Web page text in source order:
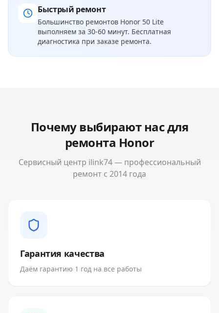
Быстрый ремонт
Большинство ремонтов Honor 50 Lite
выполняем за 30-60 минут. Бесплатная
диагностика при заказе ремонта.
Почему выбирают нас для
ремонта Honor
Сервисный центр ilink74 — профессиональный
ремонт с 2014 года
Гарантия качества
Даём гарантию 1 год на все работы